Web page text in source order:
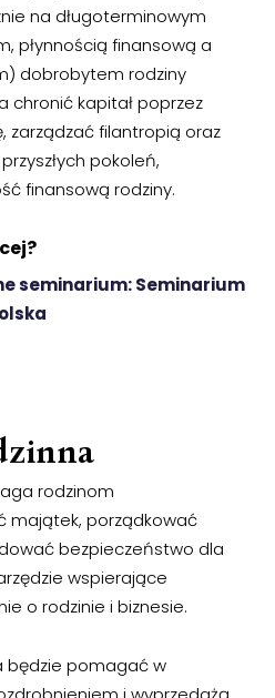
na długoterminowym
płynnością finansową a
dobrobytem rodziny
chronić kapitał poprzez
zarządzać filantropią oraz
pokoleń,
finansową rodziny.
seminarium: Seminarium
rodzinom
majątek, porządkować
bezpieczeństwo dla
wspierające
o rodzinie i biznesie.
będzie pomagać w